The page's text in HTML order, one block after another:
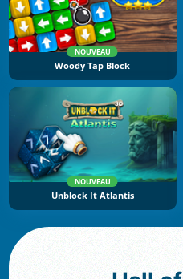
NOUVEAU
Woody Tap Block
NOUVEAU
Unblock It Atlantis